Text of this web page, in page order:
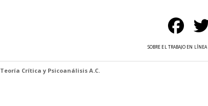
SOBRE EL TRABAJO EN LÍNEA
Teoría Crítica y Psicoanálisis A.C.